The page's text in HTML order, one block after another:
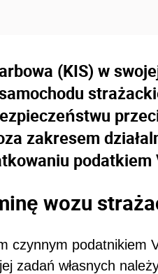
(KIS) w
zakresem
podatkiem
wozu
czynnym podatnikiem
zadań własnych